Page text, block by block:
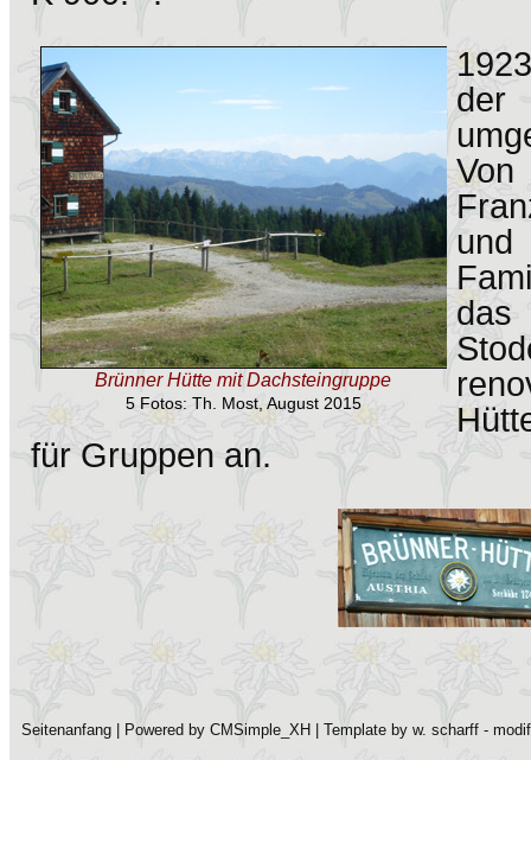
Brünner Hütte mit Dachsteingruppe
5 Fotos: Th. Most, August 2015
Von
für Gruppen an.
Seitenanfang | Powered byCMSimple_XH | Template byw. scharff -